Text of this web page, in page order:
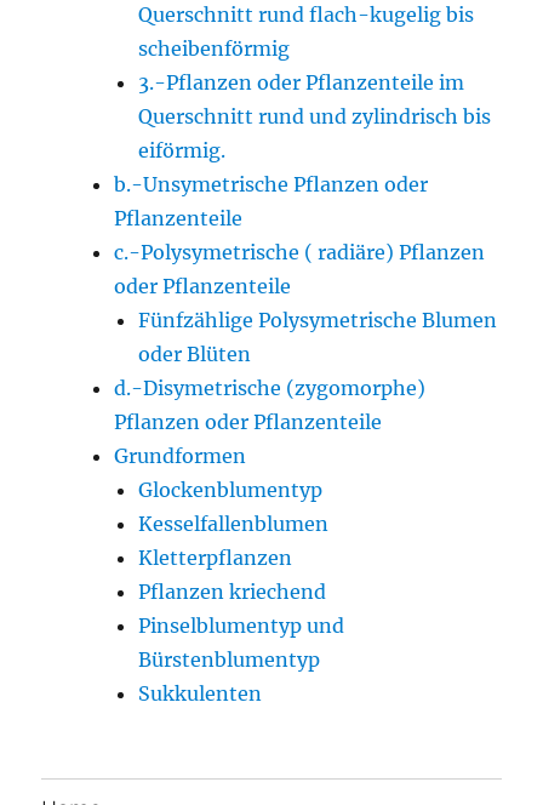
Querschnitt rund flach-kugelig bis
scheibenförmig
3.-Pflanzen oder Pflanzenteile im
Querschnitt rund und zylindrisch bis
eiförmig.
b.-Unsymetrische Pflanzen oder
Pflanzenteile
c.-Polysymetrische ( radiäre) Pflanzen
oder Pflanzenteile
Fünfzählige Polysymetrische Blumen
oder Blüten
d.-Disymetrische (zygomorphe)
Pflanzen oder Pflanzenteile
Grundformen
Glockenblumentyp
Kesselfallenblumen
Kletterpflanzen
Pflanzen kriechend
Pinselblumentyp und
Bürstenblumentyp
Sukkulenten